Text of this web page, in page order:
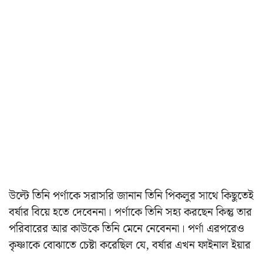
উল্টে তিনি পর্ণাকে সরাসরি জানান তিনি পিকলুর সাথে কিছুতেই
বর্ষার বিয়ে হতে দেবেননা। পর্ণাকে তিনি সহ্য করছেন কিন্তু তার
পরিবারের আর কাউকে তিনি মেনে নেবেননা। পর্ণা এরপরেও
কৃষ্ণাকে বোঝাতে চেষ্টা করেছিল যে, বর্ষার এখন ফাইনাল ইয়ার